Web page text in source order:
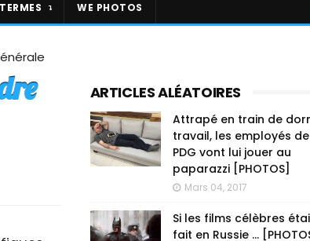
TERMES WE PHOTOS
ARTICLES ALÉATOIRES
Attrapé en train de
travail, les employés
PDG vont lui jouer au
paparazzi [PHOTOS]
Mars 04, 2017
Si les films célèbres
fait en Russie ...